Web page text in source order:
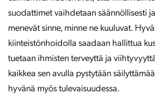
suodattimet vaihdetaan säännöllisesti
menevät sinne, minne ne kuuluvat.
kiinteistönhoidolla saadaan hallittua
tuetaan ihmisten terveyttä ja
kaikkea sen avulla pystytään
hyvänä myös tulevaisuudessa.